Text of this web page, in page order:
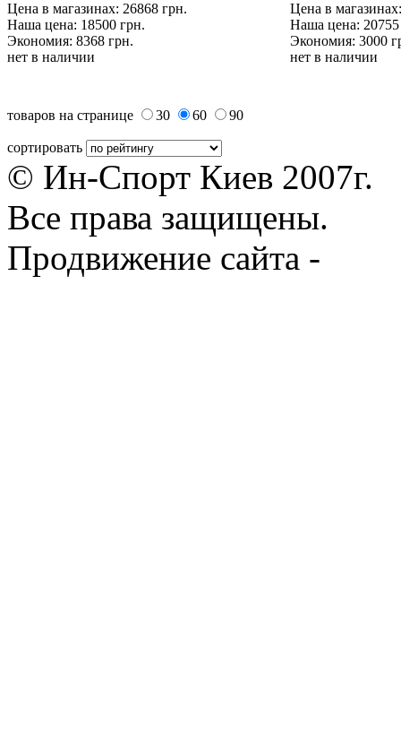
Цена в магазинах: 26868 грн.
Наша цена: 18500 грн.
Экономия: 8368 грн.
нет в наличии
Цена в
Наша цена: 20755
Экономия: 3000
нет в наличии
товаров на странице 30 60 90
сортировать
© Ин-Спорт Киев 2007г.
Все права защищены.
Продвижение сайта -